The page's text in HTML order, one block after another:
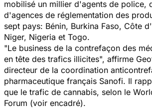
mobilisé un millier d'agents de police,
d'agences de réglementation des
sept pays: Bénin, Burkina Faso, Côte
Niger, Nigeria et Togo.
"Le business de la contrefaçon des
en tête des trafics illicites", affirme
directeur de la coordination
pharmaceutique français Sanofi. Il
que le trafic de cannabis, selon le
Forum (voir encadré).